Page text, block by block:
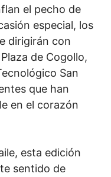
el pecho de
especial, los
dirigirán con
de Cogollo,
San
que han
en el corazón
esta edición
sentido de